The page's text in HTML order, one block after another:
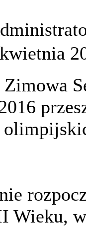
Wieku,